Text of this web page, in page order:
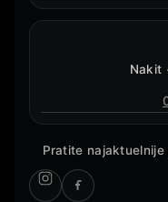
Nakit
Pratite